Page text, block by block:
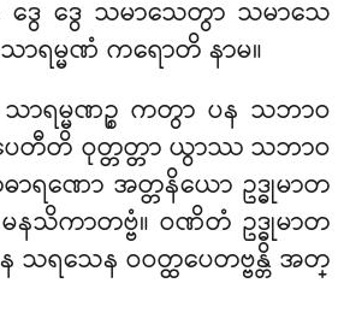
ဒွေ ဒွေ သမာသေတွာ သမာသေ
သာရမ္မဏံ ကရောတိ နာမ။
ာရမ္မဏဉ္စ ကတွာ ပန သဘာဝ
ေတီတိ ဝုတ္တတ္တာ ယွာဿ သဘာဝ
ရဏော အတ္တနိယော ဥဒ္ဓုမာတ
နသိကာတဗ္ဗံ။ ဝဏိတံ ဥဒ္ဓုမာတ
သရသေန ဝဝတ္ထပေတဗ္ဗန္တိ အတ္